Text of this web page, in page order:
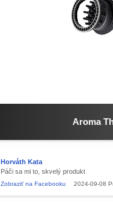
Aroma
Horváth Kata
Páči sa mi to, skvelý produkt
Zobraziť na Facebooku 2024-09-08